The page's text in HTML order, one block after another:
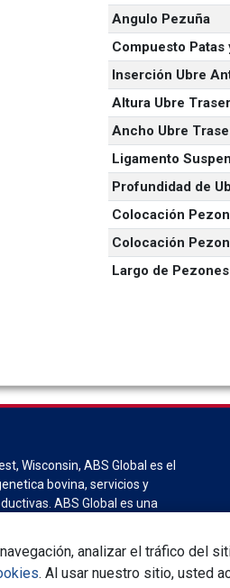
Angulo Pezuña
Compuesto Patas
Inserción Ubre
Altura Ubre
Ancho Ubre
Ligamento
Profundidad de
Colocación
Colocación
Largo de Pezones
analizar el tráfico del
. Al usar nuestro sitio, usted
Wisconsin, ABS Global es el
bovina, servicios y
ABS Global es una